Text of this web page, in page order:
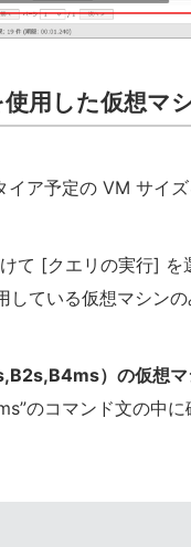
用した仮想マ
ア予定の VM サイズ
て [クエリの実行] を
ている仮想マシンの
）の仮想マ
のコマンド文の中